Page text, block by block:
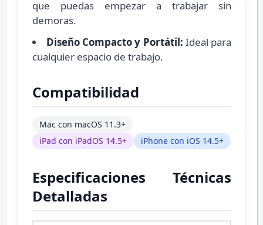
que puedas empezar a trabajar sin
demoras.
Diseño Compacto y Portátil: Ideal para
cualquier espacio de trabajo.
Compatibilidad
Mac con macOS 11.3+
iPad con iPadOS 14.5+
iPhone con iOS 14.5+
Especificaciones Técnicas
Detalladas